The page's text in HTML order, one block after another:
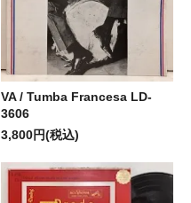
VA / Tumba Francesa LD-
3606
3,800円(税込)